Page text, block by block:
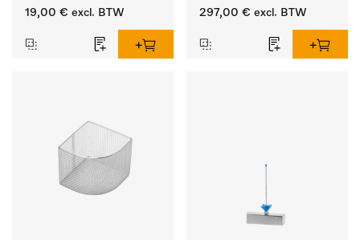
50 mm.
19,00 € excl. BTW
130 mm.
297,00 € excl. BTW